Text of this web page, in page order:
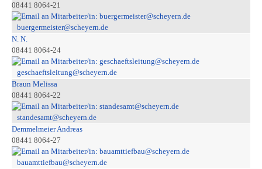
08441 8064-21
buergermeister@scheyern.de
N. N.
08441 8064-24
geschaeftsleitung@scheyern.de
Braun Melissa
08441 8064-22
standesamt@scheyern.de
Demmelmeier Andreas
08441 8064-27
bauamttiefbau@scheyern.de